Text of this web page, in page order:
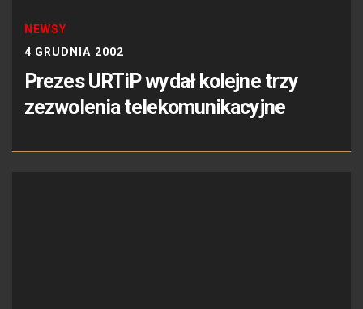
NEWSY
4 GRUDNIA 2002
Prezes URTiP wydał kolejne trzy
zezwolenia telekomunikacyjne